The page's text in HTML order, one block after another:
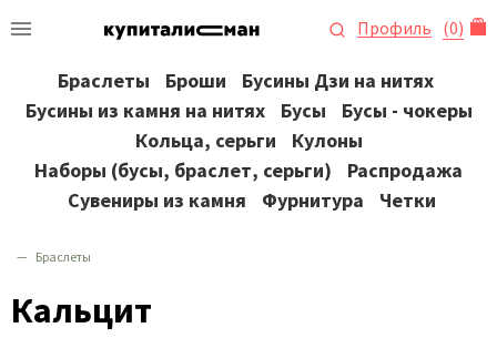
Профиль (0)
Браслеты Броши
Бусины Дзи на нитях
Бусины из камня на нитях
Бусы
Бусы - чокеры
Кольца, серьги
Кулоны
Наборы (бусы, браслет, серьги)
Распродажа
Сувениры из камня
Фурнитура Четки
Браслеты
Кальцит